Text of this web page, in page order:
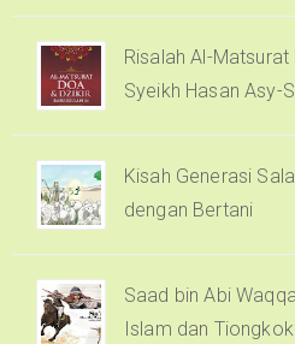
Risalah Al-
Syeikh Hasan Asy-
Kisah Generasi
dengan Bertani
Saad bin Abi
Islam dan Tiongkok